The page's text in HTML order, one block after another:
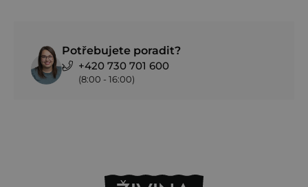
Potřebujete poradit?
+420 730 701 600
(8:00 - 16:00)